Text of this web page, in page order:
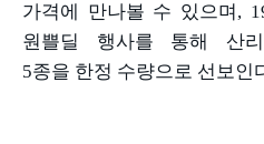
가격에 만나볼 수 있으며 ,
원쁠딜 행사를 통해 산리
5종을 한정 수량으로 선보인